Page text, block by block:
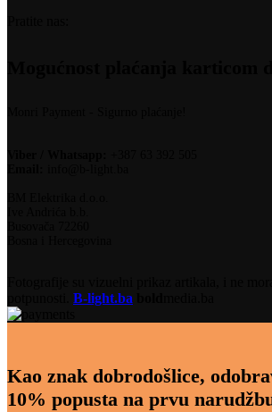
B-light.ba
Kao znak dobrodošlice,
10% popusta na prvu